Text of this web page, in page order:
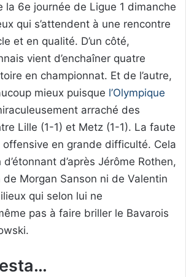
la 6e journée de Ligue 1 dimanche
qui s’attendent à une rencontre
et en qualité. D’un côté,
vient d’enchaîner quatre
en championnat. Et de l’autre,
mieux puisque l’Olympique
arraché des
Lille (1-1) et Metz (1-1). La faute
offensive en grande difficulté. Cela
d’étonnant d’après Jérôme Rothen,
Morgan Sanson ni de Valentin
qui selon lui ne
pas à faire briller le Bavarois